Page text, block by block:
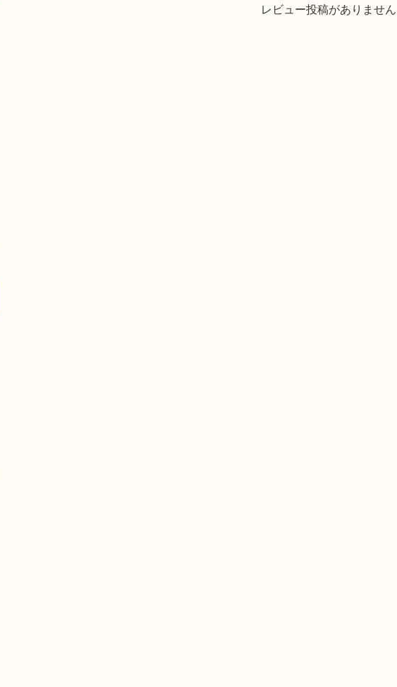
レビュー投稿がありません